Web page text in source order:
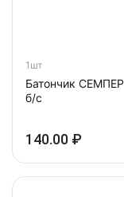
1шт
Батончик
б/с
140.00 ₽